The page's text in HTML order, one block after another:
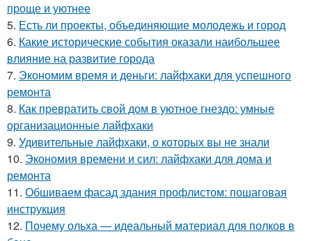
проще и уютнее
5. Есть ли проекты, объединяющие молодежь и город
6. Какие исторические события оказали наибольшее
влияние на развитие города
7. Экономим время и деньги: лайфхаки для успешного
ремонта
8. Как превратить свой дом в уютное гнездо: умные
организационные лайфхаки
9. Удивительные лайфхаки, о которых вы не знали
10. Экономия времени и сил: лайфхаки для дома и
ремонта
11. Обшиваем фасад здания профлистом: пошаговая
инструкция
12. Почему ольха — идеальный материал для полков в